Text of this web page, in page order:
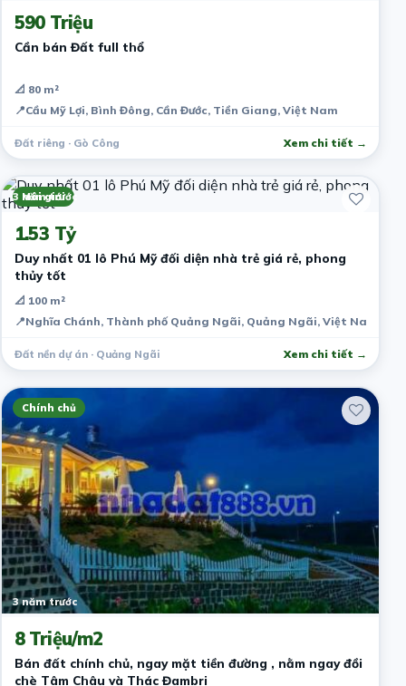
590 Triệu
Cần bán Đất full thổ
📐 80 m²
📍Cầu Mỹ Lợi, Bình Đông, Cần Đước, Tiền Giang, Việt Nam
Đất riêng · Gò Công Xem chi tiết →
Môi giới
3 năm trước
1.53 Tỷ
Duy nhất 01 lô Phú Mỹ đối diện nhà trẻ giá rẻ, phong
thủy tốt
📐 100 m²
📍Nghĩa Chánh, Thành phố Quảng Ngãi, Quảng Ngãi, Việt Nam
Đất nền dự án · Quảng Ngãi Xem chi tiết →
Chính chủ
3 năm trước
8 Triệu/m2
Bán đất chính chủ, ngay mặt tiền đường , nằm ngay đồi
chè Tâm Châu và Thác Đambri